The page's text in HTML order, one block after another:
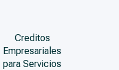
Creditos
Empresariales
para Servicios